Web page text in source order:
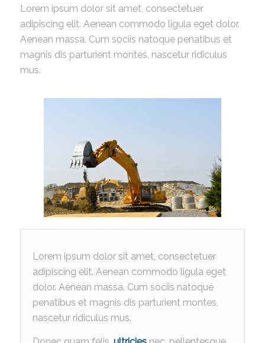
Lorem ipsum dolor sit amet, consectetuer
adipiscing elit. Aenean commodo ligula eget dolor.
Aenean massa. Cum sociis natoque penatibus et
magnis dis parturient montes, nascetur ridiculus
mus.
Lorem ipsum dolor sit amet, consectetuer
adipiscing elit. Aenean commodo ligula eget
dolor. Aenean massa. Cum sociis natoque
penatibus et magnis dis parturient montes,
nascetur ridiculus mus.